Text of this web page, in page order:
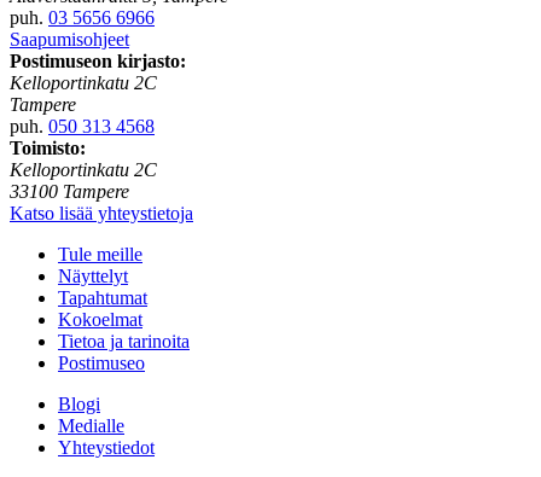
puh. 03 5656 6966
Saapumisohjeet
Postimuseon kirjasto:
Kelloportinkatu 2C
Tampere
puh. 050 313 4568
Toimisto:
Kelloportinkatu 2C
33100 Tampere
Katso lisää yhteystietoja
Tule meille
Näyttelyt
Tapahtumat
Kokoelmat
Tietoa ja tarinoita
Postimuseo
Blogi
Medialle
Yhteystiedot